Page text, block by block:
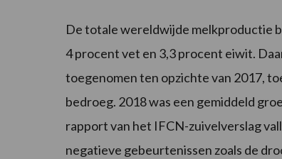
De totale wereldwijde melkproductie
4 procent vet en 3,3 procent eiwit.
toegenomen ten opzichte van 2017,
bedroeg. 2018 was een gemiddeld
rapport van het IFCN-zuivelverslag
negatieve gebeurtenissen zoals de